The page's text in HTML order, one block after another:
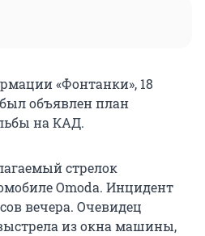
«Фонтанки», 18
объявлен план
на КАД.
стрелок
Omoda. Инцидент
вечера. Очевидец
из окна машины,